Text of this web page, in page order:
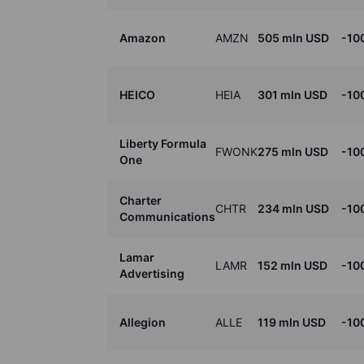
Amazon AMZN 505 mln USD -
HEICO HEIA 301 mln USD -
Liberty Formula
One
FWONK275 mln USD -
Charter
Communications
CHTR 234 mln USD -
Lamar
Advertising
LAMR 152 mln USD -
Allegion ALLE 119 mln USD -